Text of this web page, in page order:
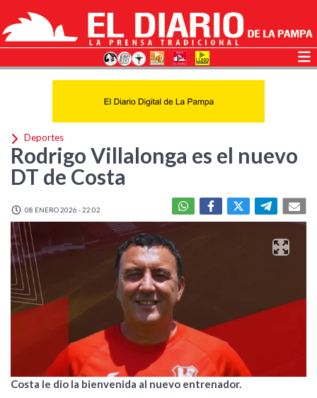
Deportes
Rodrigo Villalonga es el nuevo
DT de Costa
08 ENERO 2026 - 22:02
Costa le dio la bienvenida al nuevo entrenador.